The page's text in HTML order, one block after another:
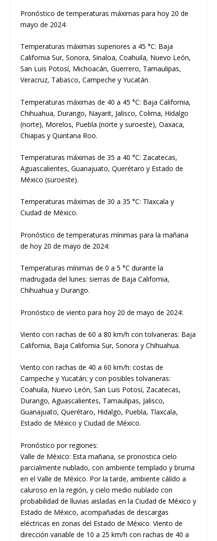
Pronóstico de temperaturas máximas para hoy 20 de
mayo de 2024:
Temperaturas máximas superiores a 45 °C: Baja
California Sur, Sonora, Sinaloa, Coahuila, Nuevo León,
San Luis Potosí, Michoacán, Guerrero, Tamaulipas,
Veracruz, Tabasco, Campeche y Yucatán.
Temperaturas máximas de 40 a 45 °C: Baja California,
Chihuahua, Durango, Nayarit, Jalisco, Colima, Hidalgo
(norte), Morelos, Puebla (norte y suroeste), Oaxaca,
Chiapas y Quintana Roo.
Temperaturas máximas de 35 a 40 °C: Zacatecas,
Aguascalientes, Guanajuato, Querétaro y Estado de
México (suroeste).
Temperaturas máximas de 30 a 35 °C: Tlaxcala y
Ciudad de México.
Pronóstico de temperaturas mínimas para la mañana
de hoy 20 de mayo de 2024:
Temperaturas mínimas de 0 a 5 °C durante la
madrugada del lunes: sierras de Baja California,
Chihuahua y Durango.
Pronóstico de viento para hoy 20 de mayo de 2024:
Viento con rachas de 60 a 80 km/h con tolvaneras: Baja
California, Baja California Sur, Sonora y Chihuahua.
Viento con rachas de 40 a 60 km/h: costas de
Campeche y Yucatán; y con posibles tolvaneras:
Coahuila, Nuevo León, San Luis Potosí, Zacatecas,
Durango, Aguascalientes, Tamaulipas, Jalisco,
Guanajuato, Querétaro, Hidalgo, Puebla, Tlaxcala,
Estado de México y Ciudad de México.
Pronóstico por regiones:
Valle de México: Esta mañana, se pronostica cielo
parcialmente nublado, con ambiente templado y bruma
en el Valle de México. Por la tarde, ambiente cálido a
caluroso en la región, y cielo medio nublado con
probabilidad de lluvias aisladas en la Ciudad de México y
Estado de México, acompañadas de descargas
eléctricas en zonas del Estado de México. Viento de
dirección variable de 10 a 25 km/h con rachas de 40 a